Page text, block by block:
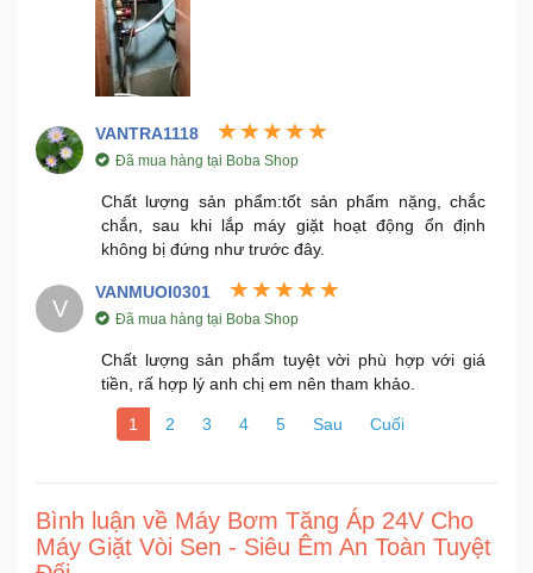
VANTRA1118
Đã mua hàng tại Boba Shop
Chất lượng sản phẩm:tốt sản phẩm nặng, chắc
chắn, sau khi lắp máy giặt hoạt động ổn định
không bị đứng như trước đây.
V
VANMUOI0301
Đã mua hàng tại Boba Shop
Chất lượng sản phẩm tuyệt vời phù hợp với giá
tiền, rấ hợp lý anh chị em nên tham khảo.
1 2 3 4 5 Sau Cuối
Bình luận về Máy Bơm Tăng Áp 24V Cho
Máy Giặt Vòi Sen - Siêu Êm An Toàn Tuyệt